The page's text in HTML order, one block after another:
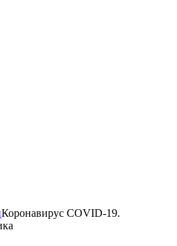
Коронавирус COVID-19.